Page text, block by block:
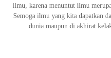
ilmu, karena menuntut ilmu
Semoga ilmu yang kita dapatkan
dunia maupun di akhirat